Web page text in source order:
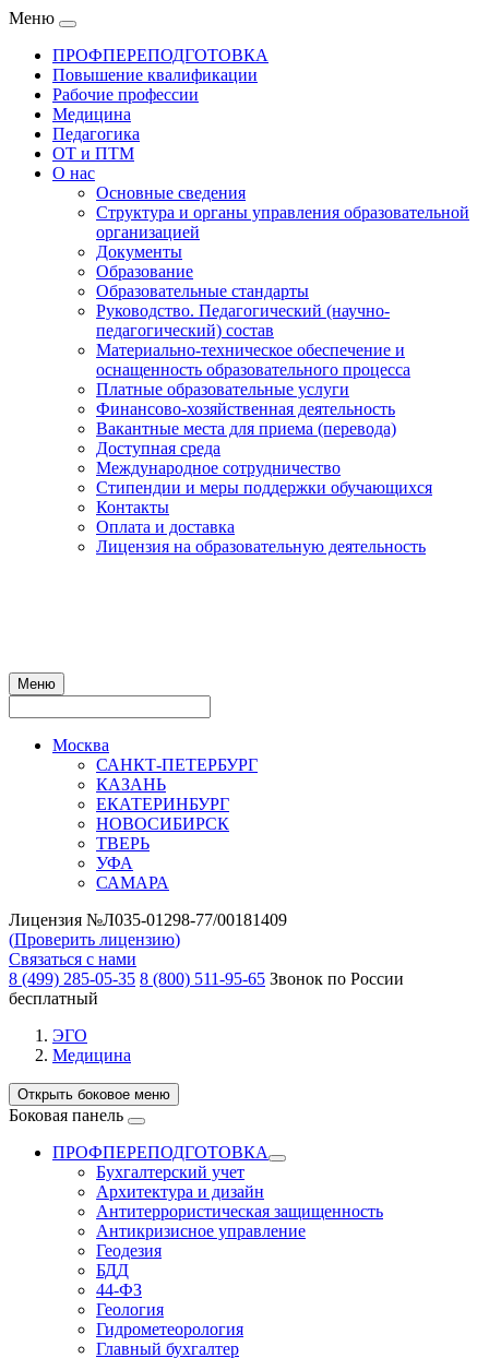
Меню
ПРОФПЕРЕПОДГОТОВКА
Повышение квалификации
Рабочие профессии
Медицина
Педагогика
ОТ и ПТМ
О нас
Основные сведения
Структура и органы управления образовательной
организацией
Документы
Образование
Образовательные стандарты
Руководство. Педагогический (научно-
педагогический) состав
Материально-техническое обеспечение и
оснащенность образовательного процесса
Платные образовательные услуги
Финансово-хозяйственная деятельность
Вакантные места для приема (перевода)
Доступная среда
Международное сотрудничество
Стипендии и меры поддержки обучающихся
Контакты
Оплата и доставка
Лицензия на образовательную деятельность
Меню
Москва
САНКТ-ПЕТЕРБУРГ
КАЗАНЬ
ЕКАТЕРИНБУРГ
НОВОСИБИРСК
ТВЕРЬ
УФА
САМАРА
Лицензия №Л035-01298-77/00181409
(Проверить лицензию)
Связаться с нами
8 (499) 285-05-35 8 (800) 511-95-65 Звонок по России
бесплатный
ЭГО
Медицина
Открыть боковое меню
Боковая панель
ПРОФПЕРЕПОДГОТОВКА
Бухгалтерский учет
Архитектура и дизайн
Антитеррористическая защищенность
Антикризисное управление
Геодезия
БДД
44-ФЗ
Геология
Гидрометеорология
Главный бухгалтер